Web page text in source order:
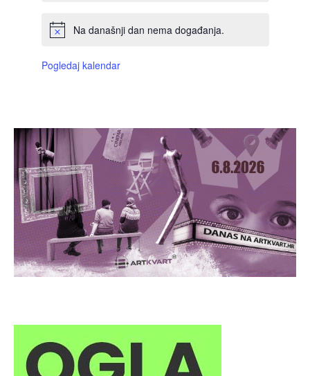
Na današnji dan nema događanja.
Pogledaj kalendar